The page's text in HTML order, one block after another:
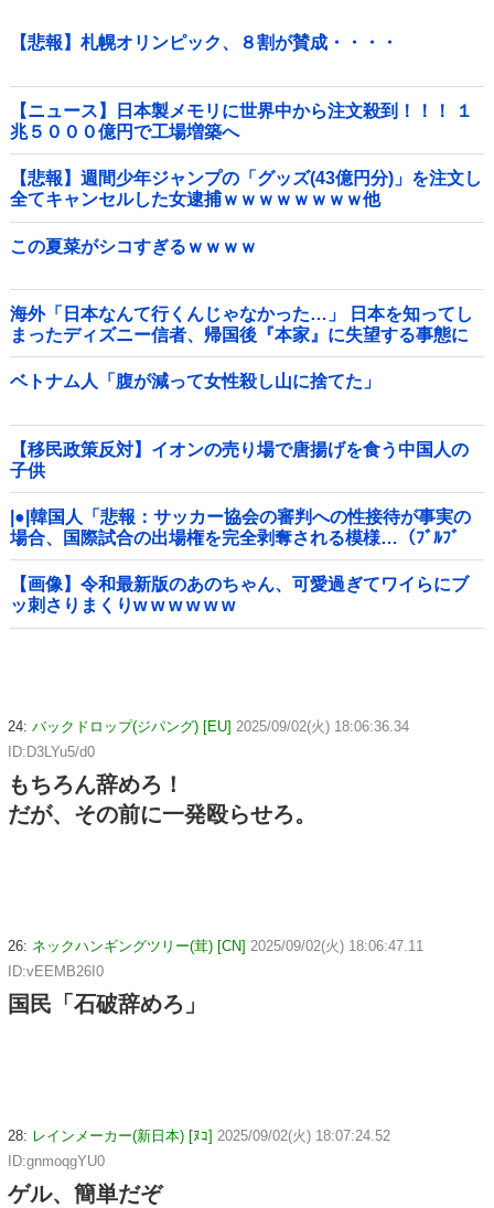
【悲報】札幌オリンピック、８割が賛成・・・・
【ニュース】日本製メモリに世界中から注文殺到！！！ １
兆５０００億円で工場増築へ
【悲報】週間少年ジャンプの「グッズ(43億円分)」を注文し
全てキャンセルした女逮捕ｗｗｗｗｗｗｗｗ他
この夏菜がシコすぎるｗｗｗｗ
海外「日本なんて行くんじゃなかった…」 日本を知ってし
まったディズニー信者、帰国後『本家』に失望する事態に
ベトナム人「腹が減って女性殺し山に捨てた」
【移民政策反対】イオンの売り場で唐揚げを食う中国人の
子供
|●|韓国人「悲報：サッカー協会の審判への性接待が事実の
場合、国際試合の出場権を完全剥奪される模様…（ﾌﾞﾙﾌﾞ
ﾙ」＝韓国の反応
【画像】令和最新版のあのちゃん、可愛過ぎてワイらにブ
ッ刺さりまくりw w w w w w
24: バックドロップ(ジパング) [EU] 2025/09/02(火) 18:06:36.34
ID:D3LYu5/d0
もちろん辞めろ！
だが、その前に一発殴らせろ。
26: ネックハンギングツリー(茸) [CN] 2025/09/02(火) 18:06:47.11
ID:vEEMB26I0
国民「石破辞めろ」
28: レインメーカー(新日本) [ﾇｺ] 2025/09/02(火) 18:07:24.52
ID:gnmoqgYU0
ゲル、簡単だぞ